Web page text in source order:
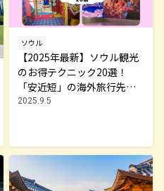
ソウル
【2025年最新】ソウル観光
のお得テクニック20選！
「安近短」の海外旅行先で
グルメ、コスメ、推し活を
2025.9.5